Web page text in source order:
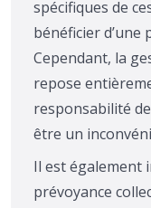
spécifiques de
bénéficier d’une
Cependant, la
repose
responsabilité
être un
Il est également
prévoyance